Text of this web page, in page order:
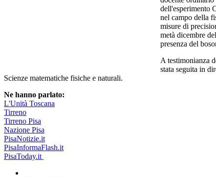
dell'esperimento
nel campo della
misure di
metà dicembre
presenza del
A testimonianza
stata seguita in
Scienze matematiche fisiche e naturali.
Ne hanno parlato:
L'Unità Toscana
Tirreno
Tirreno Pisa
Nazione Pisa
PisaNotizie.it
PisaInformaFlash.it
PisaToday.it